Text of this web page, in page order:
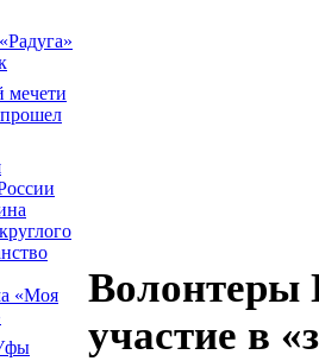
мечети
«Моя
участие в